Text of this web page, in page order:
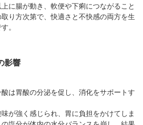
に腸が動き、軟便や下痢につながること
り方次第で、快適さと不快感の両方を生
。
影響
は胃酸の分泌を促し、消化をサポートす
が強く感じられ、胃に負担をかけてしま